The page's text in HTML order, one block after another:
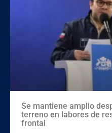
Se mantiene amplio
terreno en labores de
frontal